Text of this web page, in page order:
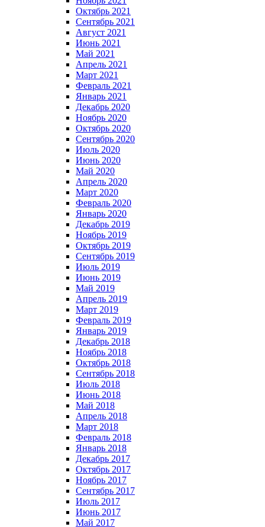
Октябрь 2021
Сентябрь 2021
Август 2021
Июнь 2021
Май 2021
Апрель 2021
Март 2021
Февраль 2021
Январь 2021
Декабрь 2020
Ноябрь 2020
Октябрь 2020
Сентябрь 2020
Июль 2020
Июнь 2020
Май 2020
Апрель 2020
Март 2020
Февраль 2020
Январь 2020
Декабрь 2019
Ноябрь 2019
Октябрь 2019
Сентябрь 2019
Июль 2019
Июнь 2019
Май 2019
Апрель 2019
Март 2019
Февраль 2019
Январь 2019
Декабрь 2018
Ноябрь 2018
Октябрь 2018
Сентябрь 2018
Июль 2018
Июнь 2018
Май 2018
Апрель 2018
Март 2018
Февраль 2018
Январь 2018
Декабрь 2017
Октябрь 2017
Ноябрь 2017
Сентябрь 2017
Июль 2017
Июнь 2017
Май 2017